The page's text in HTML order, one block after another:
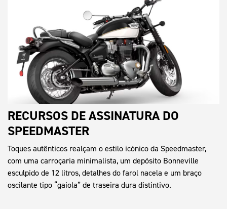
RECURSOS DE ASSINATURA DO
SPEEDMASTER
Toques autênticos realçam o estilo icónico da Speedmaster,
com uma carroçaria minimalista, um depósito Bonneville
esculpido de 12 litros, detalhes do farol nacela e um braço
oscilante tipo “gaiola” de traseira dura distintivo.